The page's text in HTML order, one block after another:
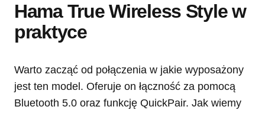
Hama True Wireless Style w
praktyce
Warto zacząć od połączenia w jakie wyposażony
jest ten model. Oferuje on łączność za pomocą
Bluetooth 5.0 oraz funkcję QuickPair. Jak wiemy